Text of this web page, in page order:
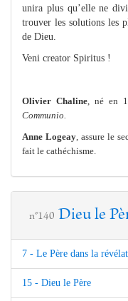
unira plus qu’elle ne
trouver les solutions les
de Dieu.
Veni creator Spiritus !
Olivier Chaline , né en
Communio.
Anne Logeay , assure le
fait le cathéchisme.
n°140 Dieu le
7 - Le Père dans la
15 - Dieu le Père